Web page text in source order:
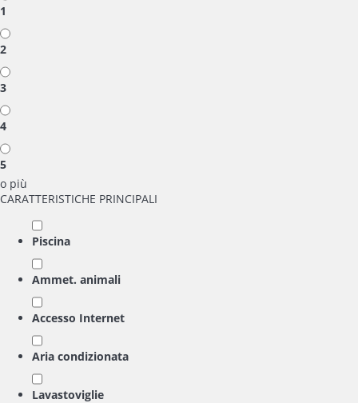
1
2
3
4
5
o più
CARATTERISTICHE PRINCIPALI
Piscina
Ammet. animali
Accesso Internet
Aria condizionata
Lavastoviglie